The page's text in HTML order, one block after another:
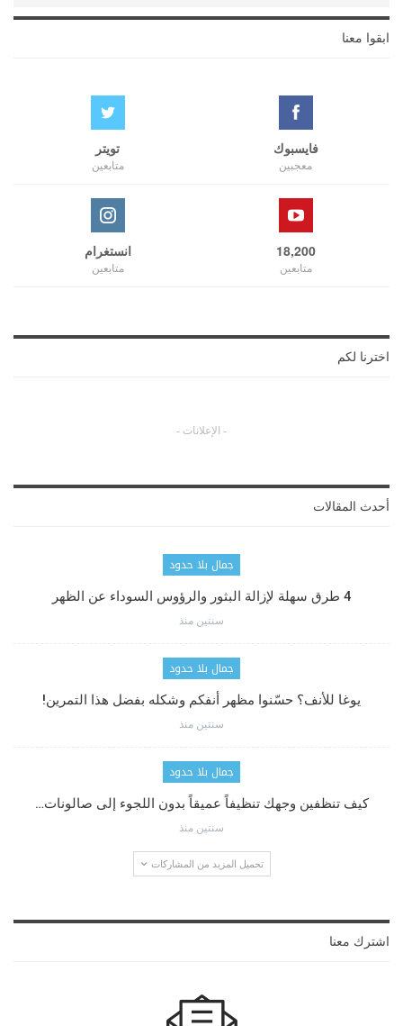
ابقوا معنا
فايسبوك
معجبين
تويتر
متابعين
18,200
متابعين
انستغرام
متابعين
اخترنا لكم
- الإعلانات -
أحدث المقالات
جمال بلا حدود
4 طرق سهلة لإزالة البثور والرؤوس السوداء عن الظهر
سنتين منذ
جمال بلا حدود
يوغا للأنف؟ حسّنوا مظهر أنفكم وشكله بفضل هذا التمرين!
سنتين منذ
جمال بلا حدود
كيف تنظفين وجهك تنظيفاً عميقاً بدون اللجوء إلى صالونات…
سنتين منذ
تحميل المزيد من المشاركات
اشترك معنا